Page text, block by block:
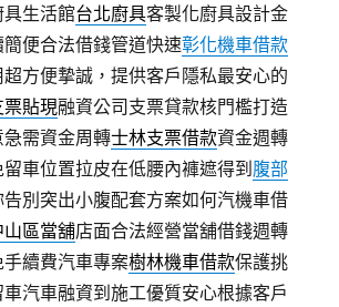
生活館台北廚具客製化廚具設計金
便合法借錢管道快速彰化機車借款
方便摯誠，提供客戶隱私最安心的
票貼現融資公司支票貸款核門檻打造
需資金周轉士林支票借款資金週轉
車位置拉皮在低腰內褲遮得到 腹部
告別突出小腹配套方案如何汽機車借
山區當舖店面合法經營當舖借錢週轉
續費汽車專案樹林機車借款保護挑
汽車融資到施工優質安心根據客戶